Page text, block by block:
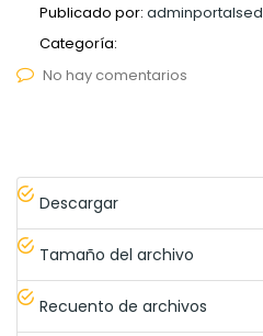
Publicado por: adminportalsed
Categoría:
No hay comentarios
Descargar
Tamaño del archivo
Recuento de archivos